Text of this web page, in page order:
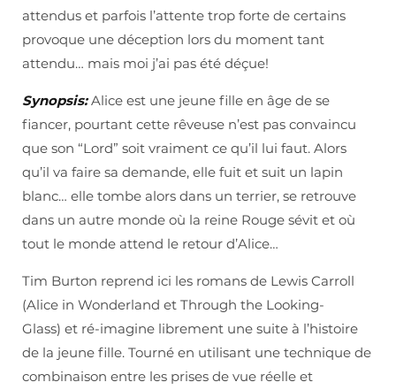
attendus et parfois l’attente trop forte de certains
provoque une déception lors du moment tant
attendu… mais moi j’ai pas été déçue!
Synopsis:Alice est une jeune fille en âge de se
fiancer, pourtant cette rêveuse n’est pas convaincu
que son “Lord” soit vraiment ce qu’il lui faut. Alors
qu’il va faire sa demande, elle fuit et suit un lapin
blanc… elle tombe alors dans un terrier, se retrouve
dans un autre monde où la reine Rouge sévit et où
tout le monde attend le retour d’Alice…
Tim Burton reprend ici les romans de Lewis Carroll
(Alice in Wonderland et Through the Looking-
Glass) et ré-imagine librement une suite à l’histoire
de la jeune fille. Tourné en utilisant une technique de
combinaison entre les prises de vue réelle et